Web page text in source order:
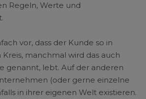
Regeln, Werte und
vor, dass der Kunde so in
manchmal wird das auch
genannt, lebt. Auf der anderen
(oder gerne einzelne
in ihrer eigenen Welt existieren.